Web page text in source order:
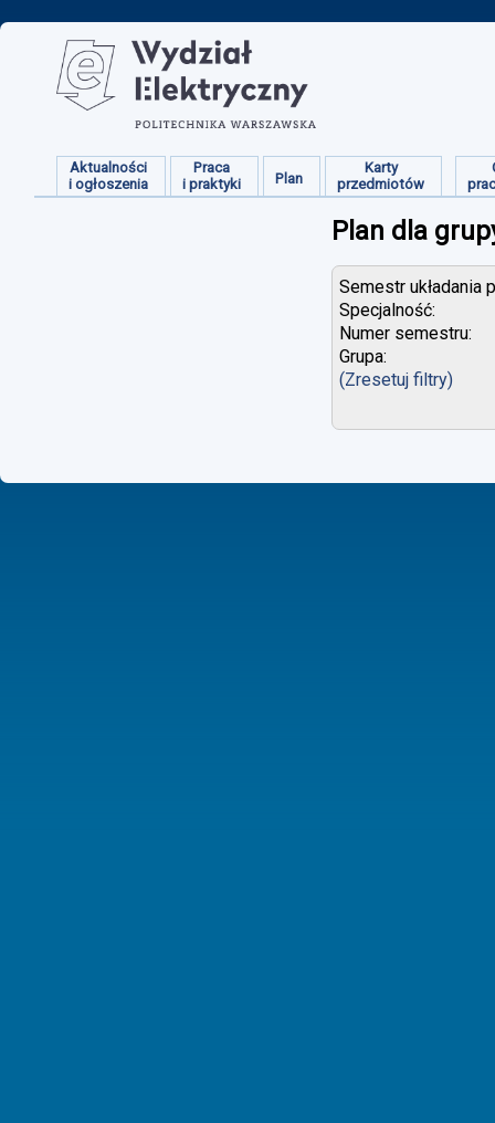
Aktualności
i ogłoszenia
Praca
i praktyki
Plan
Karty
przedmiotów
Plan dla
Semestr układania
Specjalność:
Numer semestru:
Grupa:
(Zresetuj filtry)